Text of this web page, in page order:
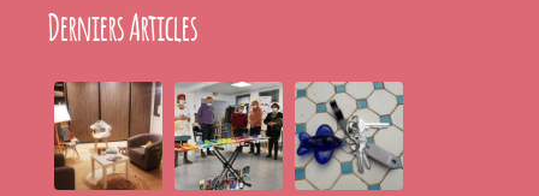
Derniers Articles